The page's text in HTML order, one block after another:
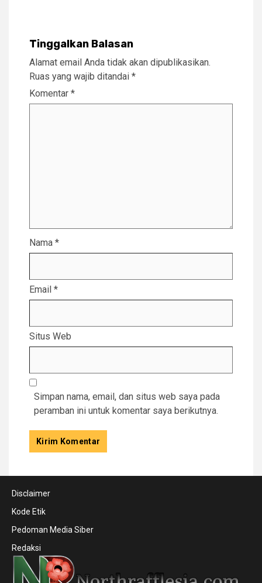
Tinggalkan Balasan
Alamat email Anda tidak akan dipublikasikan.
Ruas yang wajib ditandai *
Komentar *
Nama *
Email *
Situs Web
Simpan nama, email, dan situs web saya pada
peramban ini untuk komentar saya berikutnya.
Disclaimer
Kode Etik
Pedoman Media Siber
Redaksi